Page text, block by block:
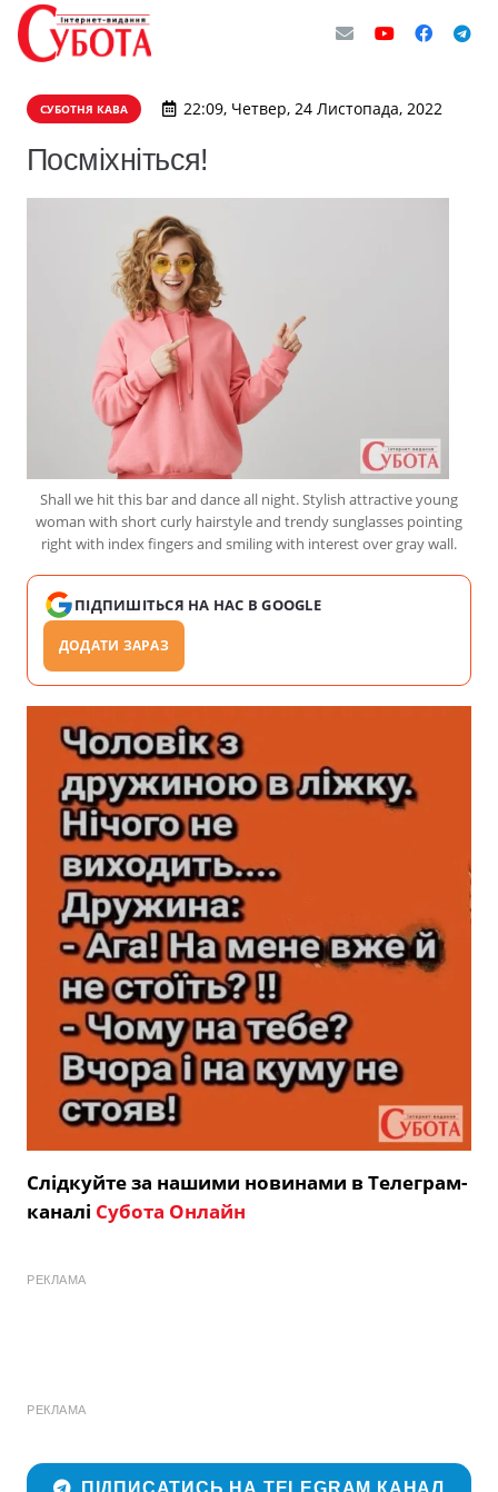
СУБОТНЯ КАВА 22:09, Четвер, 24 Листопада, 2022
Посміхніться!
Shall we hit this bar and dance all night. Stylish attractive young
woman with short curly hairstyle and trendy sunglasses pointing
right with index fingers and smiling with interest over gray wall.
ПІДПИШІТЬСЯ НА НАС В GOOGLE
ДОДАТИ ЗАРАЗ
Слідкуйте за нашими новинами в Телеграм-
каналі Субота Онлайн
РЕКЛАМА
РЕКЛАМА
ПІДПИСАТИСЬ НА TELEGRAM КАНАЛ